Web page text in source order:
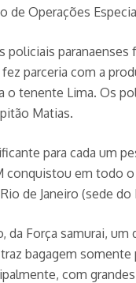
de Operações
policiais
fez parceria com a
o tenente Lima. Os
Matias.
para cada um
conquistou em todo
de Janeiro (sede
da Força samurai,
bagagem
com